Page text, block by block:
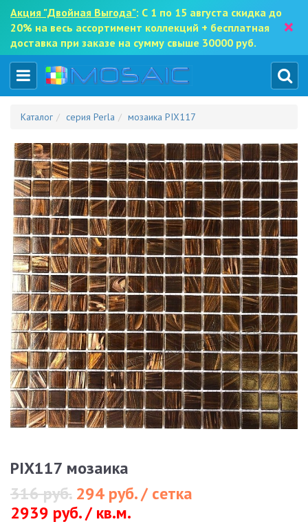
Акция "Двойная Выгода": С 1 по 15 августа скидка до
20% на весь ассортимент коллекций + бесплатная
доставка при заказе на сумму свыше 30000 руб.
×
Каталог серия Perla мозаика PIX117
PIX117 мозаика
316 руб.294 руб. / сетка
2939 руб. / кв.м.